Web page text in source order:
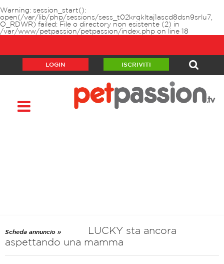
Warning: session_start():
open(/var/lib/php/sessions/sess_t02krqkltaj1ascd8dsn9srlu7,
O_RDWR) failed: File o directory non esistente (2) in
/var/www/petpassion/petpassion/index.php on line 18
LOGIN ISCRIVITI
Scheda annuncio »
LUCKY sta ancora
aspettando una mamma